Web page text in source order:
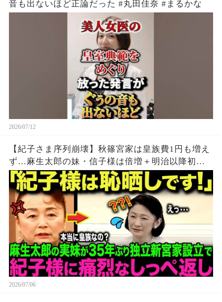
音も出ないほど正論だった #丸田佳奈 #まるかな
2026/07/12
【紀子さま序列崩壊】秋篠宮家は皇族費1円も増え
ず…麻生太郎の妹・信子様は倍増＋明治以降初の
特例で大逆襲【海外の反応】【皇室】
2026/07/06